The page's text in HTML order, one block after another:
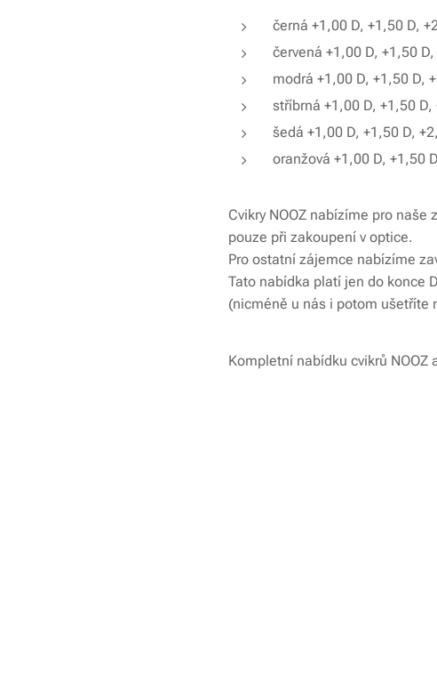
černá +1,00 D, +1,50 D,
červená +1,00 D, +1,50
modrá +1,00 D, +1,50 D,
stříbrná +1,00 D, +1,50
šedá +1,00 D, +1,50 D,
oranžová +1,00 D, +1,50
Cvikry NOOZ nabízíme pro
pouze při zakoupení v optice.
Pro ostatní zájemce nabízíme
Tato nabídka platí jen do konce
(nicméně u nás i potom ušetříte
Kompletní nabídku cvikrů